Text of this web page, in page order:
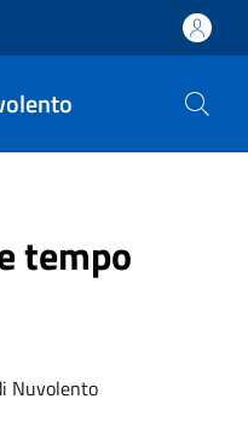
tempo
Nuvolento